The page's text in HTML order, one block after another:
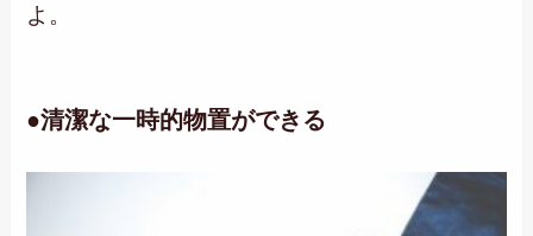
よ。
●清潔な一時的物置ができる